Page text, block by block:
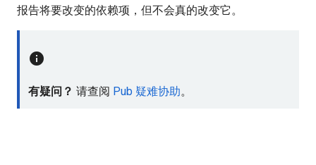
报告将要改变的依赖项，但不会真的改变它。
info
有疑问？ 请查阅 Pub 疑难协助。